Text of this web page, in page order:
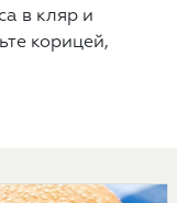
в кляр и
корицей,